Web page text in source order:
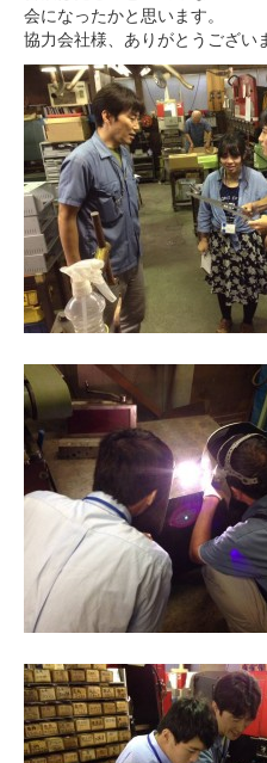
会になったかと思います。
協力会社様、ありがとうござい